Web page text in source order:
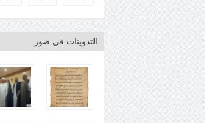
التدوينات في صور